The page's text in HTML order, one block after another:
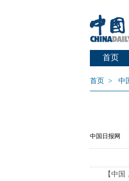
首页
首页 > 中
中国日报网
【中